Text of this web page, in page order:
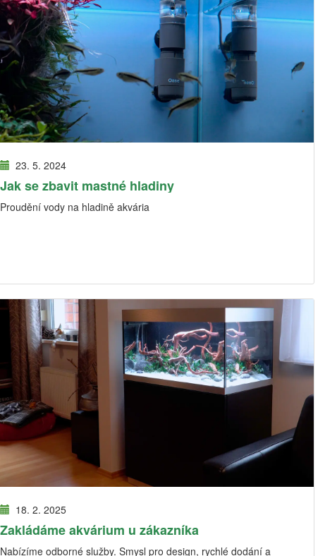
23. 5. 2024
Jak se zbavit mastné hladiny
Proudění vody na hladině akvária
18. 2. 2025
Zakládáme akvárium u zákazníka
Nabízíme odborné služby. Smysl pro design, rychlé dodání a